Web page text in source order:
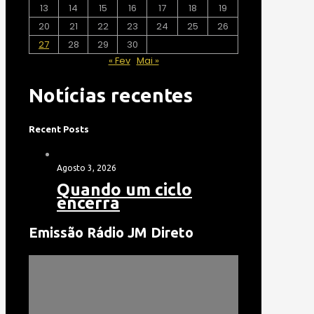
13 14 15 16 17 18
19
20
21 22 23 24 25
26
27
28 29
30
« Fev Mai »
Notícias recentes
Recent Posts
Agosto 3, 2026
Quando um ciclo
encerra
Emissão Rádio JM Direto